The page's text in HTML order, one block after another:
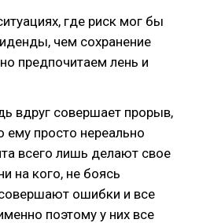
где риск мог бы
чем сохранение
предпочитаем лень и
вдруг совершает прорыв,
ему просто нереально
всего лишь делают свое
на кого, не боясь
ошибки и все
поэтому у них все